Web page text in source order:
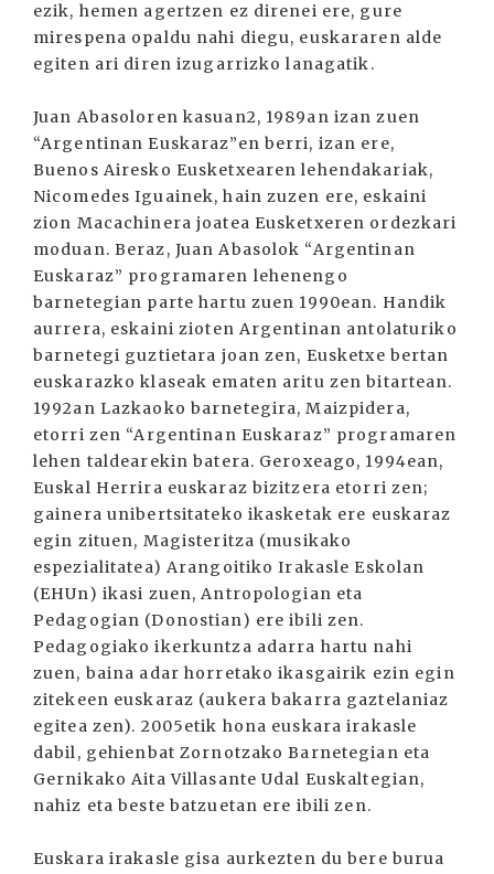
ezik, hemen agertzen ez direnei ere, gure
mirespena opaldu nahi diegu, euskararen alde
egiten ari diren izugarrizko lanagatik.
Juan Abasoloren kasuan2, 1989an izan zuen
“Argentinan Euskaraz”en berri, izan ere,
Buenos Airesko Eusketxearen lehendakariak,
Nicomedes Iguainek, hain zuzen ere, eskaini
zion Macachinera joatea Eusketxeren ordezkari
moduan. Beraz, Juan Abasolok “Argentinan
Euskaraz” programaren lehenengo
barnetegian parte hartu zuen 1990ean. Handik
aurrera, eskaini zioten Argentinan antolaturiko
barnetegi guztietara joan zen, Eusketxe bertan
euskarazko klaseak ematen aritu zen bitartean.
1992an Lazkaoko barnetegira, Maizpidera,
etorri zen “Argentinan Euskaraz” programaren
lehen taldearekin batera. Geroxeago, 1994ean,
Euskal Herrira euskaraz bizitzera etorri zen;
gainera unibertsitateko ikasketak ere euskaraz
egin zituen, Magisteritza (musikako
espezialitatea) Arangoitiko Irakasle Eskolan
(EHUn) ikasi zuen, Antropologian eta
Pedagogian (Donostian) ere ibili zen.
Pedagogiako ikerkuntza adarra hartu nahi
zuen, baina adar horretako ikasgairik ezin egin
zitekeen euskaraz (aukera bakarra gaztelaniaz
egitea zen). 2005etik hona euskara irakasle
dabil, gehienbat Zornotzako Barnetegian eta
Gernikako Aita Villasante Udal Euskaltegian,
nahiz eta beste batzuetan ere ibili zen.
Euskara irakasle gisa aurkezten du bere burua